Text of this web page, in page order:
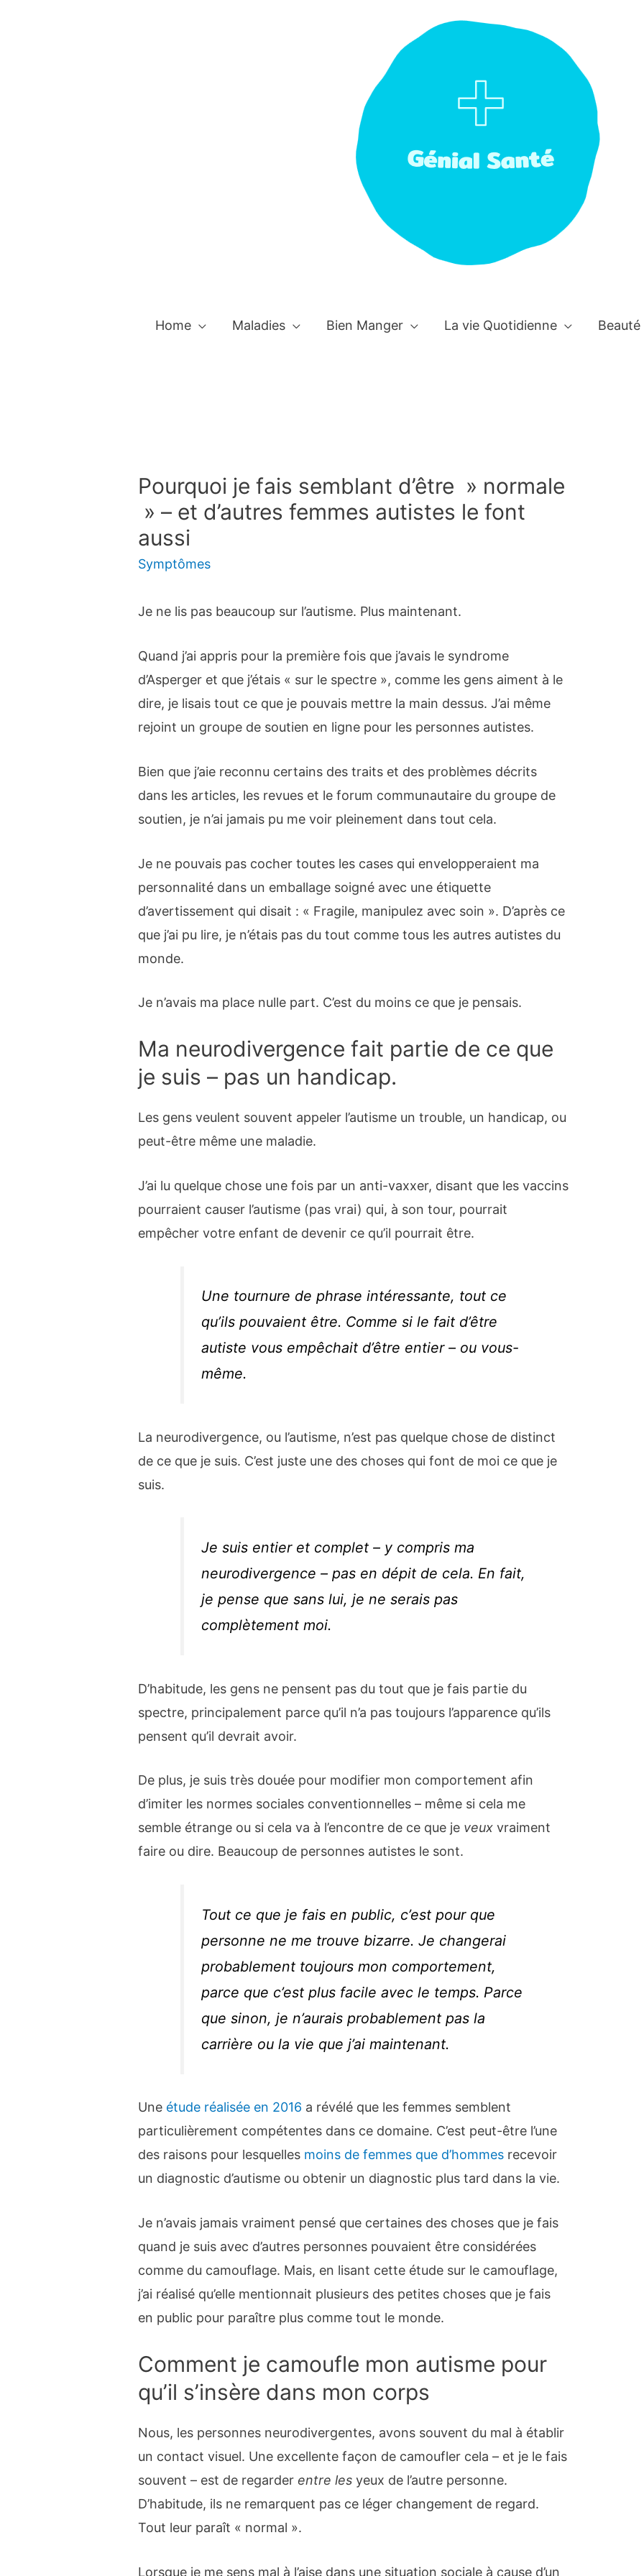
Home Maladies Bien Manger La vie Quotidienne Beauté
Pourquoi je fais semblant d’être » normale
» – et d’autres femmes autistes le font
aussi
Symptômes
Je ne lis pas beaucoup sur l’autisme. Plus maintenant.
Quand j’ai appris pour la première fois que j’avais le syndrome
d’Asperger et que j’étais « sur le spectre », comme les gens aiment à le
dire, je lisais tout ce que je pouvais mettre la main dessus. J’ai même
rejoint un groupe de soutien en ligne pour les personnes autistes.
Bien que j’aie reconnu certains des traits et des problèmes décrits
dans les articles, les revues et le forum communautaire du groupe de
soutien, je n’ai jamais pu me voir pleinement dans tout cela.
Je ne pouvais pas cocher toutes les cases qui envelopperaient ma
personnalité dans un emballage soigné avec une étiquette
d’avertissement qui disait : « Fragile, manipulez avec soin ». D’après ce
que j’ai pu lire, je n’étais pas du tout comme tous les autres autistes du
monde.
Je n’avais ma place nulle part. C’est du moins ce que je pensais.
Ma neurodivergence fait partie de ce que
je suis – pas un handicap.
Les gens veulent souvent appeler l’autisme un trouble, un handicap, ou
peut-être même une maladie.
J’ai lu quelque chose une fois par un anti-vaxxer, disant que les vaccins
pourraient causer l’autisme (pas vrai) qui, à son tour, pourrait
empêcher votre enfant de devenir ce qu’il pourrait être.
Une tournure de phrase intéressante, tout ce
qu’ils pouvaient être. Comme si le fait d’être
autiste vous empêchait d’être entier – ou vous-
même.
La neurodivergence, ou l’autisme, n’est pas quelque chose de distinct
de ce que je suis. C’est juste une des choses qui font de moi ce que je
suis.
Je suis entier et complet – y compris ma
neurodivergence – pas en dépit de cela. En fait,
je pense que sans lui, je ne serais pas
complètement moi.
D’habitude, les gens ne pensent pas du tout que je fais partie du
spectre, principalement parce qu’il n’a pas toujours l’apparence qu’ils
pensent qu’il devrait avoir.
De plus, je suis très douée pour modifier mon comportement afin
d’imiter les normes sociales conventionnelles – même si cela me
semble étrange ou si cela va à l’encontre de ce que je veuxvraiment
faire ou dire. Beaucoup de personnes autistes le sont.
Tout ce que je fais en public, c’est pour que
personne ne me trouve bizarre. Je changerai
probablement toujours mon comportement,
parce que c’est plus facile avec le temps. Parce
que sinon, je n’aurais probablement pas la
carrière ou la vie que j’ai maintenant.
Une étude réalisée en 2016 a révélé que les femmes semblent
particulièrement compétentes dans ce domaine. C’est peut-être l’une
des raisons pour lesquelles moins de femmes que d’hommes recevoir
un diagnostic d’autisme ou obtenir un diagnostic plus tard dans la vie.
Je n’avais jamais vraiment pensé que certaines des choses que je fais
quand je suis avec d’autres personnes pouvaient être considérées
comme du camouflage. Mais, en lisant cette étude sur le camouflage,
j’ai réalisé qu’elle mentionnait plusieurs des petites choses que je fais
en public pour paraître plus comme tout le monde.
Comment je camoufle mon autisme pour
qu’il s’insère dans mon corps
Nous, les personnes neurodivergentes, avons souvent du mal à établir
un contact visuel. Une excellente façon de camoufler cela – et je le fais
souvent – est de regarder entre les yeux de l’autre personne.
D’habitude, ils ne remarquent pas ce léger changement de regard.
Tout leur paraît « normal ».
Lorsque je me sens mal à l’aise dans une situation sociale à cause d’un